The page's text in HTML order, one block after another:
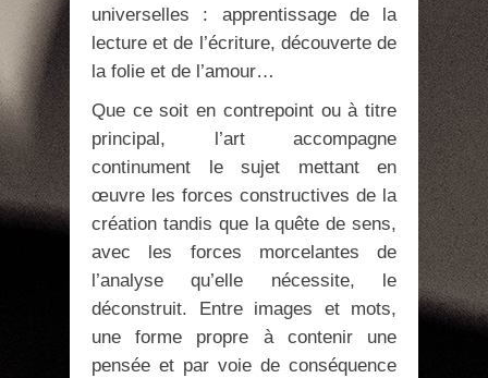
universelles : apprentissage de la
lecture et de l’écriture, découverte de
la folie et de l’amour…
Que ce soit en contrepoint ou à titre
principal, l’art accompagne
continument le sujet mettant en
œuvre les forces constructives de la
création tandis que la quête de sens,
avec les forces morcelantes de
l’analyse qu’elle nécessite, le
déconstruit. Entre images et mots,
une forme propre à contenir une
pensée et par voie de conséquence